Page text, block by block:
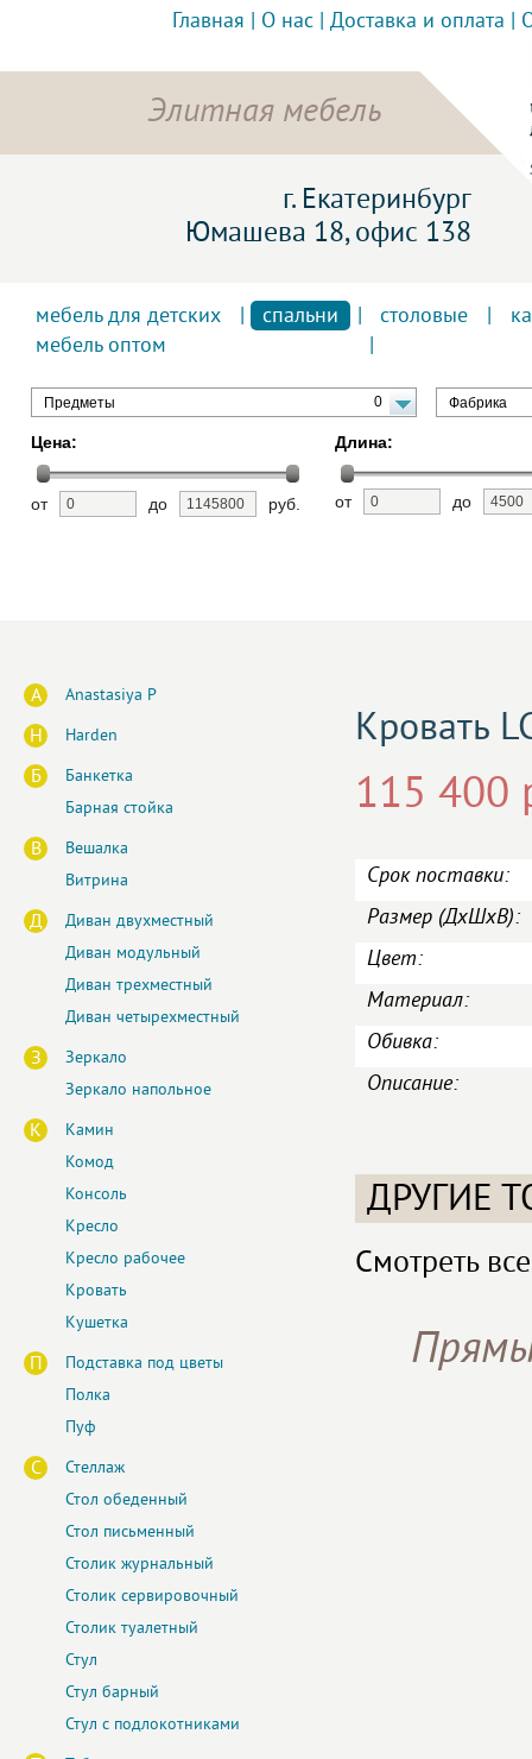
Главная О нас Доставка и оплата
Элитная мебель
г. Екатеринбург
Юмашева 18, офис 138
мебель для детских спальни столовые
мебель оптом
Предметы 0 Фабрика
Цена:
от до руб.
Длина:
от до
A Anastasiya P
H Harden
Б
Банкетка
Барная стойка
В
Вешалка
Витрина
Д
Диван двухместный
Диван модульный
Диван трехместный
Диван четырехместный
З
Зеркало
Зеркало напольное
К
Камин
Комод
Консоль
Кресло
Кресло рабочее
Кровать
Кушетка
П
Подставка под цветы
Полка
Пуф
С
Стеллаж
Стол обеденный
Стол письменный
Столик журнальный
Столик сервировочный
Столик туалетный
Стул
Стул барный
Стул с подлокотниками
Кровать
115 400
Срок поставки:
Размер (ДxШxВ):
Цвет:
Материал:
Обивка:
Описание:
ДРУГИЕ
Смотреть